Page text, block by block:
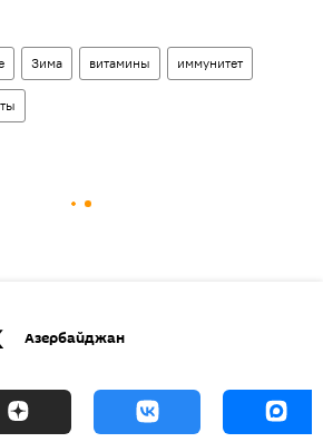
Зима витамины иммунитет
Азербайджан